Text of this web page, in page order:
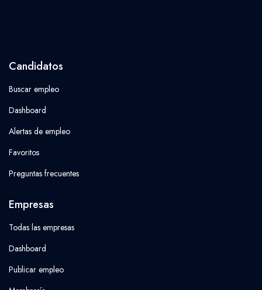
Candidatos
Buscar empleo
Dashboard
Alertas de empleo
Favoritos
Preguntas frecuentes
Empresas
Todas las empresas
Dashboard
Publicar empleo